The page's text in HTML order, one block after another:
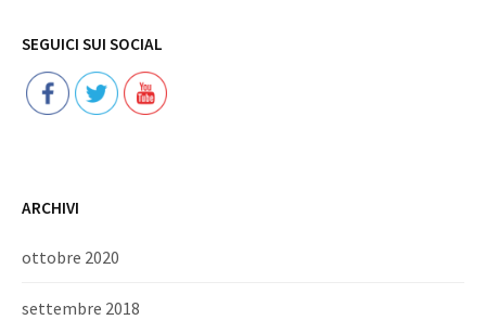
SEGUICI SUI SOCIAL
ARCHIVI
ottobre 2020
settembre 2018